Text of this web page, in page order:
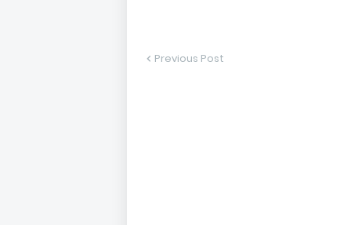
Previous Post